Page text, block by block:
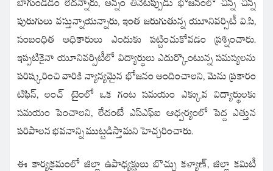
పురుగులు వస్తున్నాయన్నారు, ఇంత జరుగుతున్న యూనివర్సిటీ వి.సి,
సంబంధిత అధికారులు ఎందుకు పట్టించుకోవడం ప్రశ్నించారు.
ఇప్పటికైనా యూనివర్సిటీలో విద్యార్థులు ఎదుర్కొంటున్న సమస్యలను
పరిష్కరించి వారికి న్యాన్యమైన భోజనం అందించాలని, మెను ప్రకారం
టిఫిన్, లంచ్ టైంలో ఒక గంట సమయం ఎక్కువ విద్యార్థులకు
సమయం పెంచాలని, లేదంటే ఎస్ఎఫ్ఐ ఆధ్వర్యంలో పెద్ద ఎత్తున
పరిపాలన భవనాన్ని ముట్టడిస్తామని హెచ్చరించారు.
ఈ కార్యక్రమంలో జిల్లా ఉపాధ్యక్షులు బొచ్చు కళ్యాణ్, జిల్లా కమిటీ